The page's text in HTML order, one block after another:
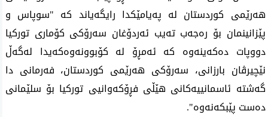
هه‌رێمی‌ كوردستان له‌ په‌یامێكدا رایگه‌یاند كه‌ "سوپاس و
پێزانینمان بۆ ره‌جه‌ب ته‌یب ئه‌ردۆغان سه‌رۆكی كۆماری توركیا
دووپات ده‌كه‌ینه‌وه‌ كه‌ ئه‌مڕۆ له‌ كۆبوونه‌وه‌كه‌یدا له‌گه‌ڵ
نێچیرڤان بارزانی، سه‌رۆكی هه‌رێمی كوردستان، فه‌رمانی دا
گه‌شته‌ ئاسمانییه‌كانی هێڵی فڕۆكه‌وانیی توركیا بۆ سلێمانی
ده‌ست پێبكه‌نه‌وه‌".